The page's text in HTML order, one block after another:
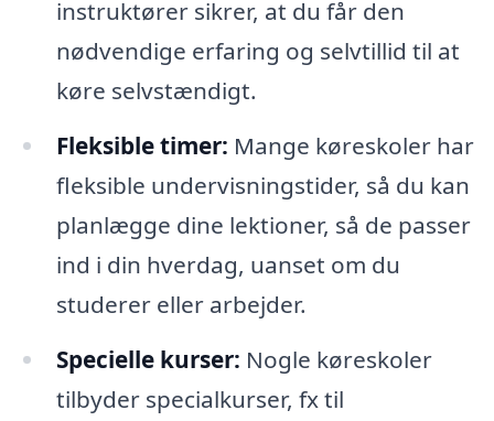
instruktører sikrer, at du får den
nødvendige erfaring og selvtillid til at
køre selvstændigt.
Fleksible timer: Mange køreskoler har
fleksible undervisningstider, så du kan
planlægge dine lektioner, så de passer
ind i din hverdag, uanset om du
studerer eller arbejder.
Specielle kurser: Nogle køreskoler
tilbyder specialkurser, fx til